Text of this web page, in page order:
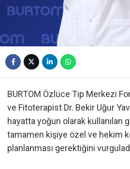
BURTOM Özlüce Tıp Merkezi
ve Fitoterapist Dr. Bekir Uğur
hayatta yoğun olarak kullanılan
tamamen kişiye özel ve hekim
planlanması gerektiğini